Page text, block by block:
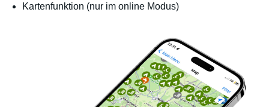
Kartenfunktion (nur im online Modus)